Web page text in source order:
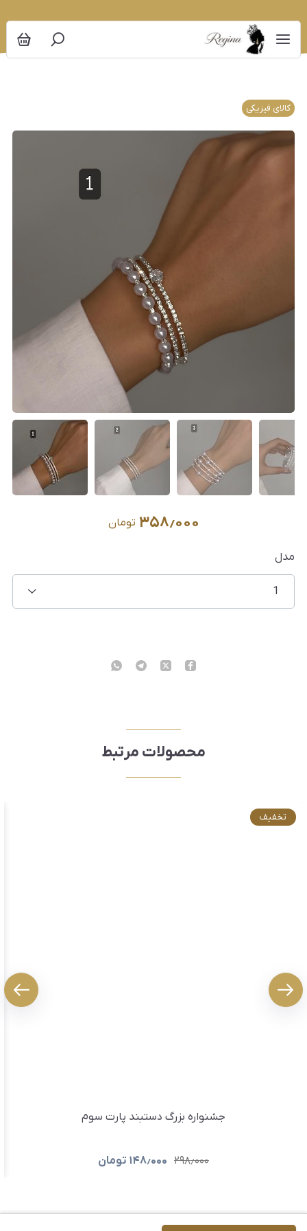
کالای فیزیکی
۳۵۸٫۰۰۰ تومان
مدل
1
محصولات مرتبط
تخفیف
جشنواره بزرگ دستبند پارت سوم
۲۹۸٫۰۰۰ ۱۴۸٫۰۰۰ تومان